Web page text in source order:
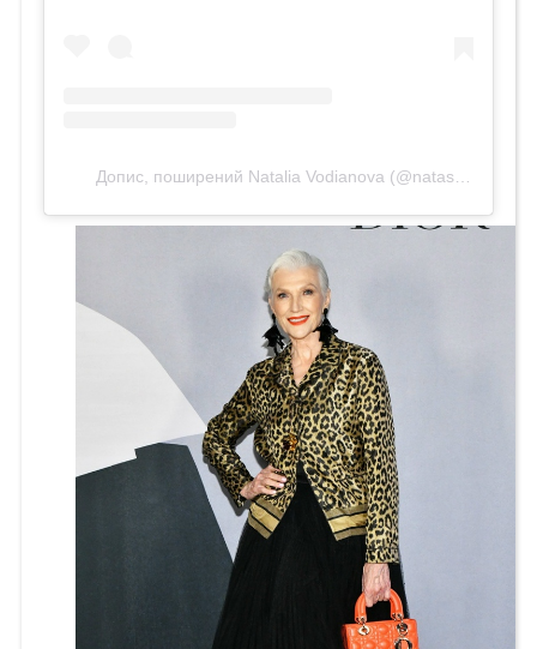
Допис, поширений Natalia Vodianova (@natasupernova)